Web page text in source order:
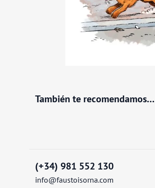
También te recomendamos…
(+34) 981 552 130
info@faustoisorna.com